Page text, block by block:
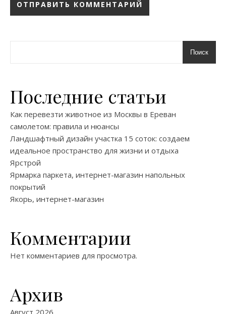
Поиск
Последние статьи
Как перевезти животное из Москвы в Ереван
самолетом: правила и нюансы
Ландшафтный дизайн участка 15 соток: создаем
идеальное пространство для жизни и отдыха
Ярстрой
Ярмарка паркета, интернет-магазин напольных
покрытий
Якорь, интернет-магазин
Комментарии
Нет комментариев для просмотра.
Архив
Август 2026